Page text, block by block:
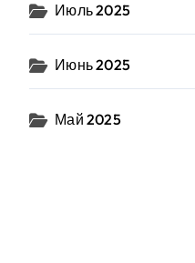
Июль 2025
Июнь 2025
Май 2025